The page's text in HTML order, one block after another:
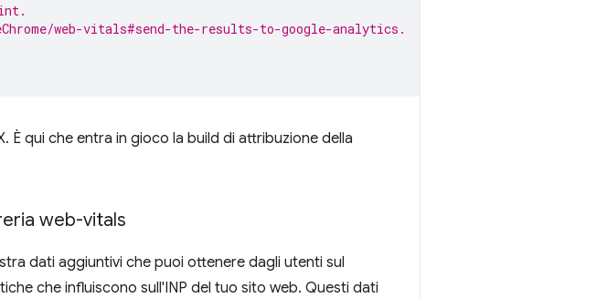
web-vitals#send-the-results-to-google-analytics.
È qui che entra in gioco la build di attribuzione della
web-vitals
dati aggiuntivi che puoi ottenere dagli utenti sul
che influiscono sull'INP del tuo sito web. Questi dati